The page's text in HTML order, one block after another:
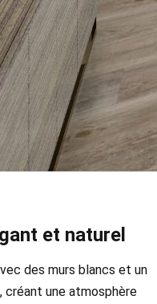
et naturel
des murs blancs et un
créant une atmosphère